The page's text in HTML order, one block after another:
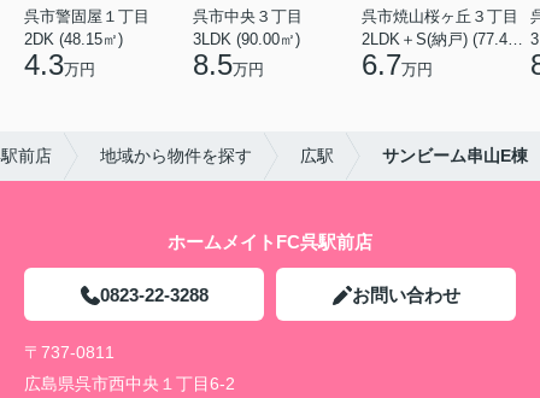
呉市警固屋１丁目
2DK (48.15㎡)
4.3万円
呉市中央３丁目
3LDK (90.00㎡)
8.5万円
呉市焼山桜ヶ丘３丁目
6.7万円
前店 地域から物件を探す 広駅 サンビーム串山E棟
ホームメイトFC呉駅前店
0823-22-3288 お問い合わせ
〒737-0811
広島県呉市西中央１丁目6-2